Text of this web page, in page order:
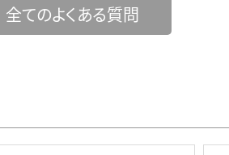
全てのよくある質問